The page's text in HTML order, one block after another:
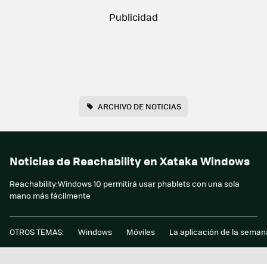
ARCHIVO DE NOTICIAS
Noticias de Reachability en Xataka Windows
Reachability:Windows 10 permitirá usar phablets con una sola
mano más fácilmente
OTROS TEMAS: Windows Móviles La aplicación de la